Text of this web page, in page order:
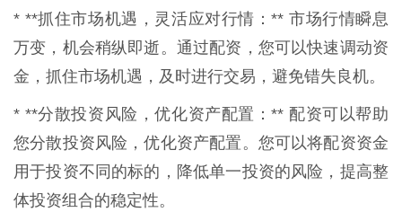
* **抓住市场机遇，灵活应对行情：** 市场行情瞬息
万变，机会稍纵即逝。通过配资，您可以快速调动资
金，抓住市场机遇，及时进行交易，避免错失良机。
* **分散投资风险，优化资产配置：** 配资可以帮助
您分散投资风险，优化资产配置。您可以将配资资金
用于投资不同的标的，降低单一投资的风险，提高整
体投资组合的稳定性。